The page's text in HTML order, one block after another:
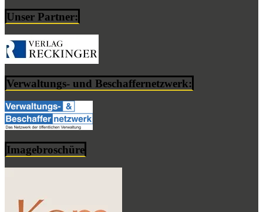
Unser Partner:
Verwaltungs- und Beschaffernetzwerk:
Imagebroschüre